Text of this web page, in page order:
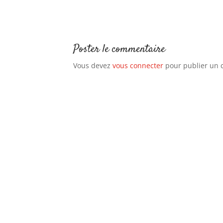
Poster le commentaire
Vous devez vous connecter pour publier un